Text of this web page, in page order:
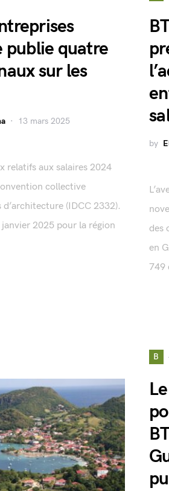
publie quatre
sur les
13 mars 2025
relatifs aux salaires 2024
collective
(IDCC 2332).
janvier 2025 pour la région
by
des
en
749
B